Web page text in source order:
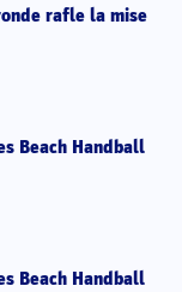
rafle la mise
Beach Handball
Beach Handball